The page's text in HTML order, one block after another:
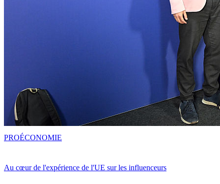
Au cœur de l'expérience de l'UE sur les influenceurs
PROÉCONOMIE